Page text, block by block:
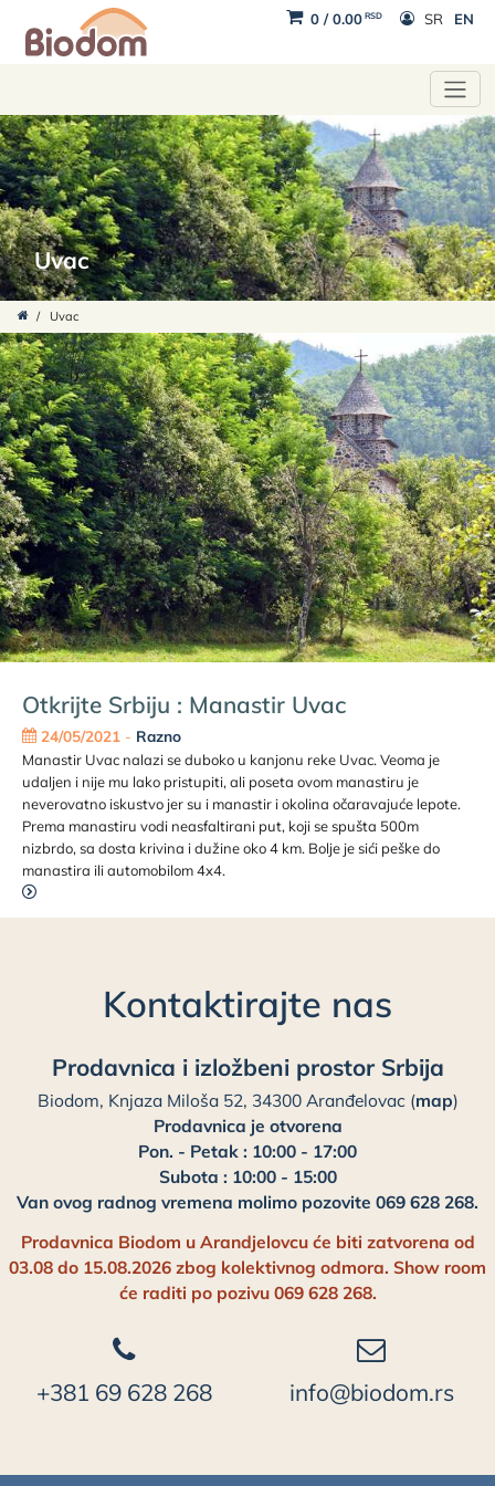
0/0.00 RSD SR EN
Uvac
/ Uvac
Otkrijte Srbiju : Manastir Uvac
24/05/2021- Razno
Manastir Uvac nalazi se duboko u kanjonu reke Uvac. Veoma je
udaljen i nije mu lako pristupiti, ali poseta ovom manastiru je
neverovatno iskustvo jer su i manastir i okolina očaravajuće lepote.
Prema manastiru vodi neasfaltirani put, koji se spušta 500m
nizbrdo, sa dosta krivina i dužine oko 4 km. Bolje je sići peške do
manastira ili automobilom 4x4.
Kontaktirajte nas
Prodavnica i izložbeni prostor Srbija
Biodom, Knjaza Miloša 52, 34300 Aranđelovac (map)
Prodavnica je otvorena
Pon. - Petak : 10:00 - 17:00
Subota : 10:00 - 15:00
Van ovog radnog vremena molimo pozovite 069 628 268.
Prodavnica Biodom u Arandjelovcu će biti zatvorena od
03.08 do 15.08.2026 zbog kolektivnog odmora. Show room
će raditi po pozivu 069 628 268.
+381 69 628 268 info@biodom.rs